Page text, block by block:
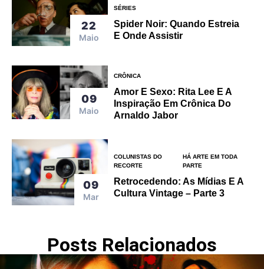
22
Maio
SÉRIES
Spider Noir: Quando Estreia
E Onde Assistir
09
Maio
CRÔNICA
Amor E Sexo: Rita Lee E A
Inspiração Em Crônica Do
Arnaldo Jabor
09
Mar
COLUNISTAS DO
RECORTE
HÁ ARTE EM TODA
PARTE
Retrocedendo: As Mídias E A
Cultura Vintage – Parte 3
Posts Relacionados